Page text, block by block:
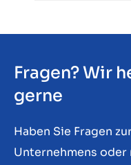
Fragen? Wir
gerne
Haben Sie Fragen
Unternehmens